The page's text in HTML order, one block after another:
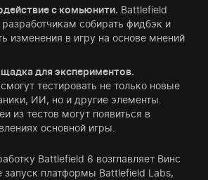
с комьюнити. Battlefield
разработчикам собирать фидбэк и
изменения в игру на основе мнений
для экспериментов.
тестировать не только новые
ИИ, но и другие элементы.
из тестов могут появиться в
основной игры.
Battlefield 6 возглавляет Винс
запуск платформы Battlefield Labs,